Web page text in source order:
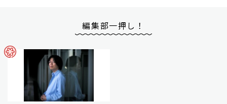
編集部一押し！